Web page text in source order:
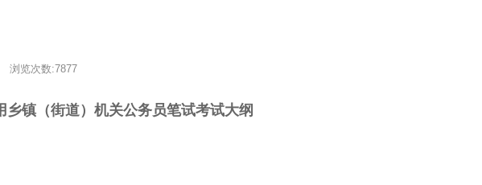
浏览次数:7877
镇（街道）机关公务员笔试考试大纲